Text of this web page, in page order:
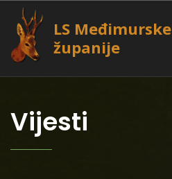
LS Međimurske
županije
Vijesti